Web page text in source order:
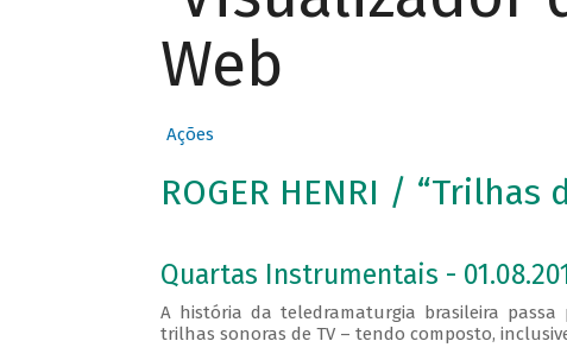
Web
Ações
ROGER HENRI / “Trilhas
Quartas Instrumentais -
A história da teledramaturgia brasileira
trilhas sonoras de TV – tendo composto,